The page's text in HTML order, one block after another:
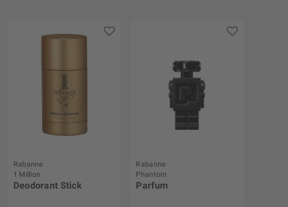
Rabanne
1 Million
Deodorant Stick
Rabanne
Phantom
Parfum